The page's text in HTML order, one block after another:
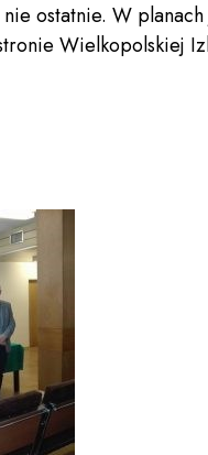
ostatnie. W
Wielkopolskiej